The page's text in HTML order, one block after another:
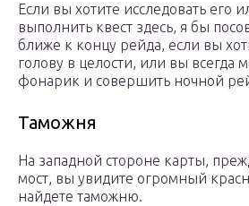
Если вы хотите исследовать его
выполнить квест здесь, я бы
ближе к концу рейда, если вы
голову в целости, или вы всегда
фонарик и совершить ночной
Таможня
На западной стороне карты,
мост, вы увидите огромный
найдете таможню.